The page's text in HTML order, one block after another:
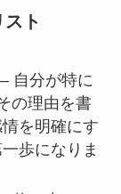
ト
自分が特に
の理由を書
を明確にす
歩になりま